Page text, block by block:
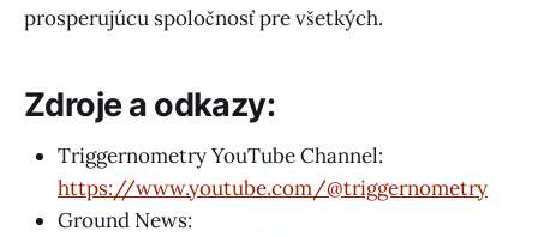
prosperujúcu spoločnosť pre všetkých.
Zdroje a odkazy:
Triggernometry YouTube Channel:
https://www.youtube.com/@triggernometry
Ground News: